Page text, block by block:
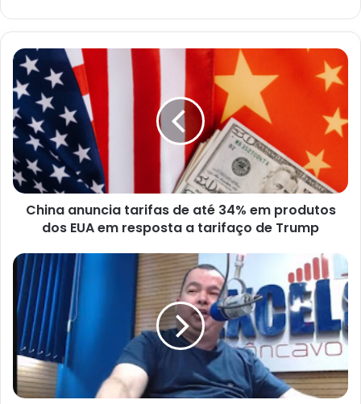
China
anuncia
tarifas
de
até
34%
em
produtos
dos
EUA
a
tarifaço
de
Trump
China anuncia tarifas de até 34% em produtos
dos EUA em resposta a tarifaço de Trump
Comunicador
Rony
Henrique
diz
que
lançará
seu
nome
como